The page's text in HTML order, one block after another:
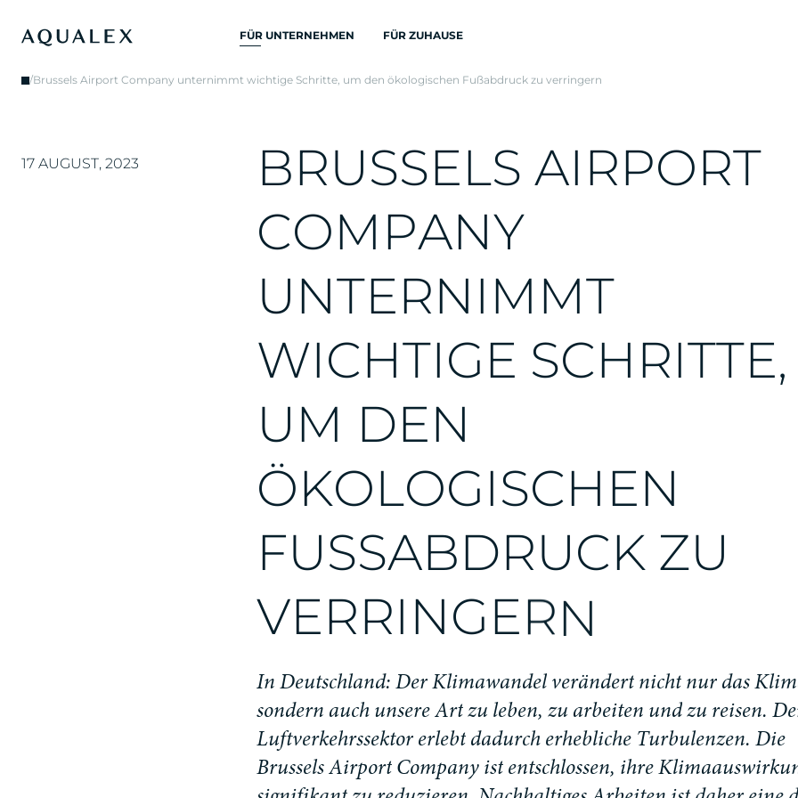
FÜR UNTERNEHMEN
ALLE
TRINKWASSERSYSTEME
KÜCHENARMATUREN
WASSERSPENDER
WASSERFILTER
FÜR ZUHAUSE
/Brussels Airport Company unternimmt wichtige Schritte, um den ökologischen Fußabdruck zu verringern
17 AUGUST, 2023 BRUSSELS AIRPORT
COMPANY
UNTERNIMMT
WICHTIGE SCHRITTE,
UM DEN
ÖKOLOGISCHEN
FUSS ABDRUCK ZU
VERRINGERN
In Deutschland: Der Klimawandel verändert nicht nur das Klim
sondern auch unsere Art zu leben, zu arbeiten und zu reisen. De
Luftverkehrssektor erlebt dadurch erhebliche Turbulenzen. Die
Brussels Airport Company ist entschlossen, ihre Klimaauswirku